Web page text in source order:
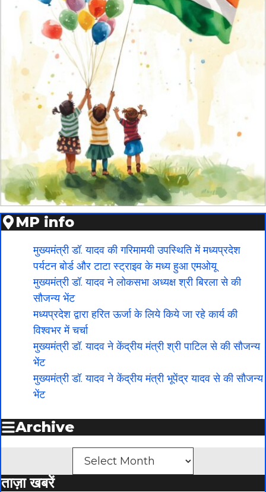
MP info
मुख्यमंत्री डॉ. यादव की गरिमामयी उपस्थिति में मध्यप्रदेश
पर्यटन बोर्ड और टाटा स्ट्राइव के मध्य हुआ एमओयू
मुख्यमंत्री डॉ. यादव ने लोकसभा अध्यक्ष श्री बिरला से की
सौजन्य भेंट
मध्यप्रदेश द्वारा हरित ऊर्जा के लिये किये जा रहे कार्य की
विश्वभर में चर्चा
मुख्यमंत्री डॉ. यादव ने केंद्रीय मंत्री श्री पाटिल से की सौजन्य
भेंट
मुख्यमंत्री डॉ. यादव ने केंद्रीय मंत्री भूपेंद्र यादव से की सौजन्य
भेंट
Archive
ताज़ा खबरें